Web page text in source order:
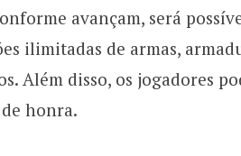
avançam, será
ilimitadas de armas,
Além disso, os jogadores
honra.